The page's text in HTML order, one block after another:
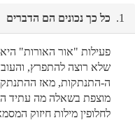
1. כל כך נכונים הם הדברים
פעילות "אור האורות"
שלא רוצה להתפרץ,
ה-התנתקות, מאז
מוצפת בשאלה מה עתיד
לחלופין מילות חיזוק